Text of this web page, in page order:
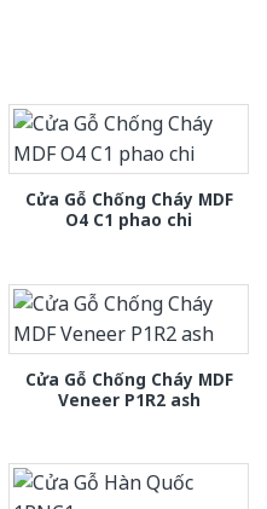
Cửa Gỗ Chống Cháy MDF
O4 C1 phao chi
Cửa Gỗ Chống Cháy MDF
Veneer P1R2 ash